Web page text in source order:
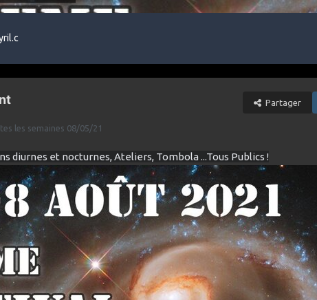
Partager
les semaines 08/05/21
diurnes et nocturnes, Ateliers, Tombola ...Tous Publics !